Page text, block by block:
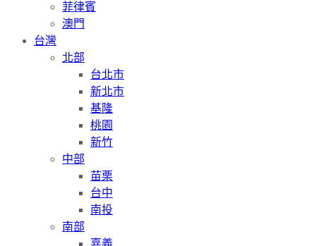
菲律賓
澳門
台灣
北部
台北市
新北市
基隆
桃園
新竹
中部
苗栗
台中
南投
南部
嘉義